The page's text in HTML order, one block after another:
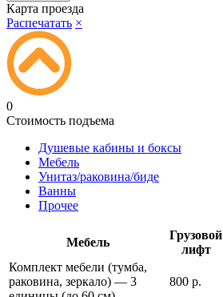
Карта проезда
Распечатать ×
0
Стоимость подъема
Душевые кабины и боксы
Мебель
Унитаз/раковина/биде
Ванны
Прочее
Мебель
Грузовой
лифт
Комплект мебели (тумба,
раковина, зеркало) — 3
800 р.